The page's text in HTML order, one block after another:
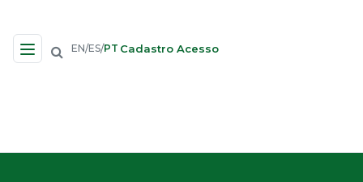
Navegação no Site
EN/ES/PT Cadastro Acesso